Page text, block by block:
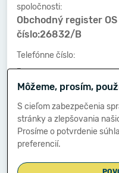
spoločnosti:
Obchodný register
číslo:26832/B
Telefónne číslo:
-
Faxové číslo:
-
E-mailová adresa:
-
Môžeme, prosím,
S cieľom zabezpečenia
stránky a zlepšovania
Prosíme o potvrdenie
preferencií.